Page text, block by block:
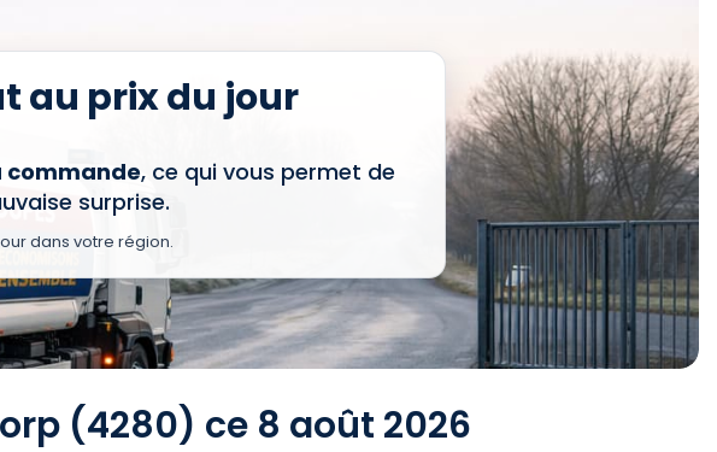
au prix du jour
commande, ce qui vous permet de
surprise.
dans votre région.
(4280) ce 8 août 2026